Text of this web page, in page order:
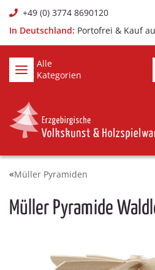
+49 (0) 3774 8690120
In Deutschland: Portofrei & Kauf
Alle
Kategorien
Müller Pyramiden
Müller Pyramide